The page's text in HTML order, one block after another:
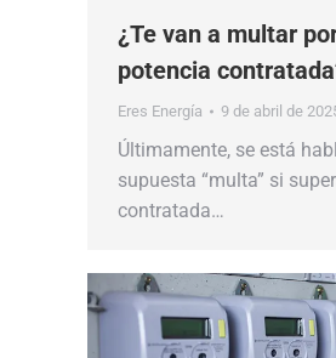
¿Te van a multar
potencia
Eres Energía 9 de abril de
Últimamente, se está
supuesta “multa” si
contratada…